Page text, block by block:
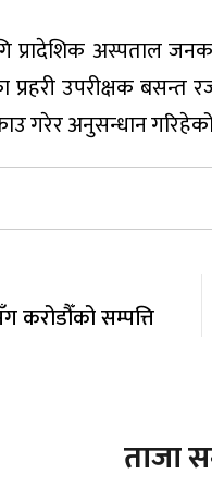
अस्पताल
उपरीक्षक बसन्त
गरेर अनुसन्धान
करोडौँको सम्पत्ति
ताजा